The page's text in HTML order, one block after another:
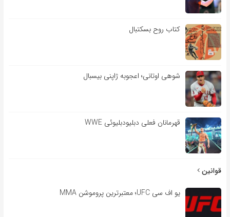
کتاب روح بسکتبال
شوهی اوتانی؛ اعجوبه ژاپنی بیسبال
قهرمانان فعلی دبلیودبلیوئی WWE
قوانین
یو اف سی UFC؛ معتبرترین پروموشن MMA